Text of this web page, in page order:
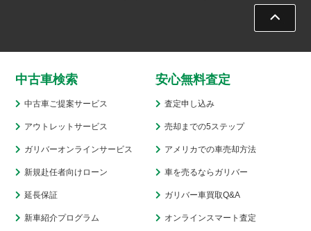
中古車検索
中古車ご提案サービス
アウトレットサービス
ガリバーオンラインサービス
新規赴任者向けローン
延長保証
新車紹介プログラム
安心無料査定
査定申し込み
売却までの5ステップ
アメリカでの車売却方法
車を売るならガリバー
ガリバー車買取Q&A
オンラインスマート査定